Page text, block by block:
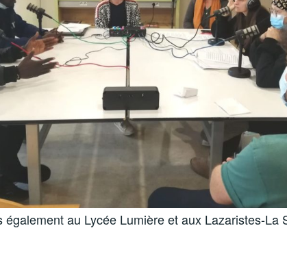
également au Lycée Lumière et aux Lazaristes-La